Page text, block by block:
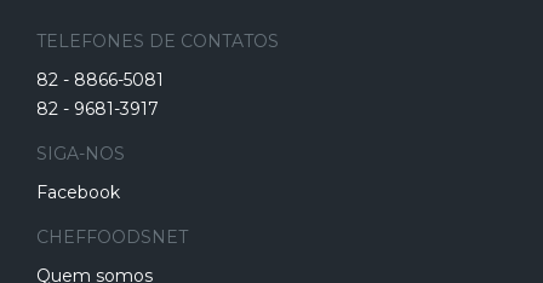
TELEFONES DE CONTATOS
82 - 8866-5081
82 - 9681-3917
SIGA-NOS
Facebook
CHEFFOODSNET
Quem somos